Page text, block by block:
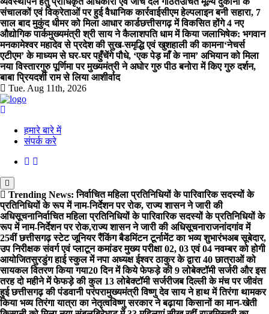
संचालकों एवं विक्रेताओं पर हुई वैधानिक कार्रवाईसीएम हेल्पलाइन बनी सहारा, 7
साल बाद मुकुंद धीमर को मिला आधार कार्डछत्तीसगढ़ में विकसित होंगे 4 नए
औद्योगिक पार्कमुख्यमंत्री श्री साय ने कैलाशपति धाम में किया जलाभिषेक: भगवान
मनकामेश्वर महादेव से प्रदेश की सुख-समृद्धि एवं खुशहाली की कामना‘नेचर्स
एटीएम’ के माध्यम से घर-घर पहुँचेंगे पौधे, ‘एक पेड़ माँ के नाम’ अभियान को मिला
नया विस्तारगुरु पूर्णिमा पर मुख्यमंत्री ने अघोर गुरु पीठ बनोरा में किए गुरु दर्शन,
बाबा प्रियदर्शी राम से लिया आशीर्वाद
Tue. Aug 11th, 2026
हमारे बारे में
संपर्क करे
Trending News: निर्वाचित महिला प्रतिनिधियों के पारिवारिक सदस्यों के
प्रतिनिधियों के रूप में नाम-निर्देशन पर रोक, राज्य शासन ने जारी की
अधिसूचनानिर्वाचित महिला प्रतिनिधियों के पारिवारिक सदस्यों के प्रतिनिधियों के
रूप में नाम-निर्देशन पर रोक,राज्य शासन ने जारी की अधिसूचनाराजनांदगांव में
25वीं छत्तीसगढ़ स्टेट जूनियर रैंकिंग बैडमिंटन टूर्नामेंट का भव्य शुभारंभअब सूबेदार,
उप निरीक्षक संवर्ग एवं प्लाटून कमांडर मुख्य परीक्षा 02, 03 एवं 04 नवम्बर को होगी
आयोजितसुरडुंग हाई स्कुल में नपा अध्यक्ष ईश्वर ठाकुर के द्वारा 40 छात्राओं को
सायकल वितरण किया गया​20 दिन में किये फेफड़े की 9 लोबेक्टॉमी सर्जरी और इस
तरह दो महीने में फेफड़े की कुल 13 लोबेक्टॉमी सर्जरीजब दिल्ली के मंच पर जीवंत
हुई छत्तीसगढ़ की पंडवानी परंपरामुख्यमंत्री विष्णु देव साय ने हाथ में तिरंगा थामकर
किया भव्य तिरंगा यात्रा का नेतृत्वविष्णु सरकार ने बढ़ाया किसानों का मान-खेती